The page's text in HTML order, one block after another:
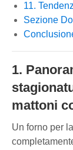
11.
Sezione
1.
mattoni
Un forno per